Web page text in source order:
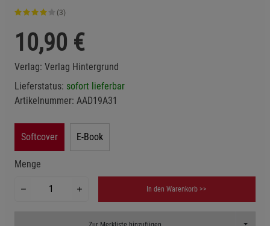
(3)
10,90 €
Verlag: Verlag Hintergrund
Lieferstatus: sofort lieferbar
Artikelnummer: AAD19A31
Softcover E-Book
Menge
In den Warenkorb >>
Toggle